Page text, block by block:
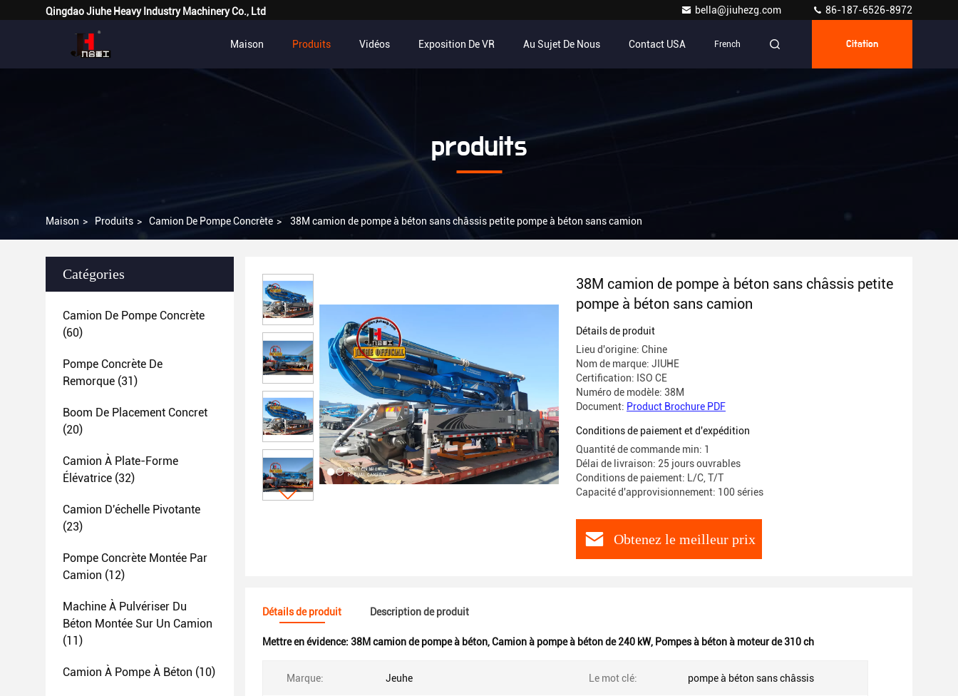
Qingdao Jiuhe Heavy Industry Machinery Co., Ltd bella@jiuhezg.com 86-187-6526-8972
Maison Produits Vidéos Exposition De VR Au Sujet De Nous Contact USA French Citation
produits
Maison > Produits > Camion De Pompe Concrète > 38M camion de pompe à béton sans châssis petite pompe à béton sans camion
Catégories
Camion De Pompe Concrète
(60)
Pompe Concrète De
Remorque (31)
Boom De Placement Concret
(20)
Camion À Plate-Forme
Élévatrice (32)
Camion D'échelle Pivotante
(23)
Pompe Concrète Montée Par
Camion (12)
Machine À Pulvériser Du
Béton Montée Sur Un Camion
(11)
Camion À Pompe À Béton (10)
38M camion de pompe à béton sans châssis petite
pompe à béton sans camion
Détails de produit
Lieu d'origine: Chine
Nom de marque: JIUHE
Certification: ISO CE
Numéro de modèle: 38M
Document: Product Brochure PDF
Conditions de paiement et d'expédition
Quantité de commande min: 1
Délai de livraison: 25 jours ouvrables
Conditions de paiement: L/C, T/T
Capacité d'approvisionnement: 100 séries
Obtenez le meilleur prix
Détails de produit Description de produit
Mettre en évidence: 38M camion de pompe à béton,Camion à pompe à béton de 240 kW, Pompes à béton à moteur de 310 ch
Marque: Jeuhe Le mot clé: pompe à béton sans châssis